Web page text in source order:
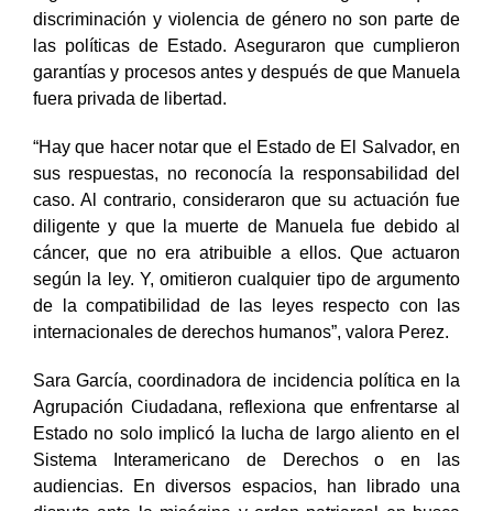
organizaciones hicieron referencia asegurando que la
discriminación y violencia de género no son parte de
las políticas de Estado. Aseguraron que cumplieron
garantías y procesos antes y después de que Manuela
fuera privada de libertad.
“Hay que hacer notar que el Estado de El Salvador, en
sus respuestas, no reconocía la responsabilidad del
caso. Al contrario, consideraron que su actuación fue
diligente y que la muerte de Manuela fue debido al
cáncer, que no era atribuible a ellos. Que actuaron
según la ley. Y, omitieron cualquier tipo de argumento
de la compatibilidad de las leyes respecto con las
internacionales de derechos humanos”, valora Perez.
Sara García, coordinadora de incidencia política en la
Agrupación Ciudadana, reflexiona que enfrentarse al
Estado no solo implicó la lucha de largo aliento en el
audiencias. En diversos espacios, han librado una